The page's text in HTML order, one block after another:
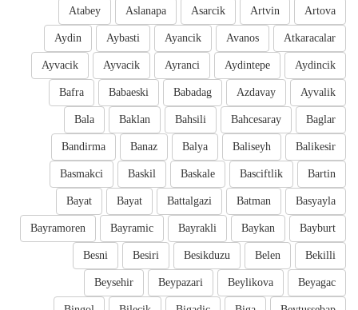
Artova
Artvin
Asarcik
Aslanapa
Atabey
Atkaracalar
Avanos
Ayancik
Aybasti
Aydin
Aydincik
Aydintepe
Ayranci
Ayvacik
Ayvacik
Ayvalik
Azdavay
Babadag
Babaeski
Bafra
Baglar
Bahcesaray
Bahsili
Baklan
Bala
Balikesir
Baliseyh
Balya
Banaz
Bandirma
Bartin
Basciftlik
Baskale
Baskil
Basmakci
Basyayla
Batman
Battalgazi
Bayat
Bayat
Bayburt
Baykan
Bayrakli
Bayramic
Bayramoren
Bekilli
Belen
Besikduzu
Besiri
Besni
Beyagac
Beylikova
Beypazari
Beysehir